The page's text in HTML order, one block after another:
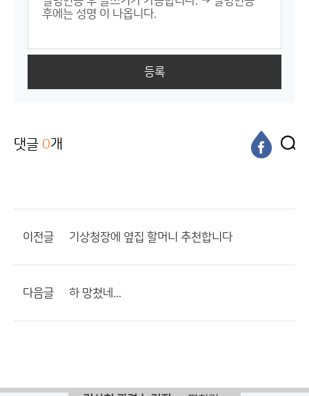
등록
댓글 0개
이전글 기상청장에 옆집 할머니 추천합니다
다음글 하 망쳤네...